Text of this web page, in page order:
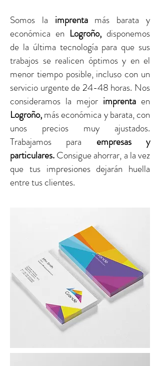
Somos la imprentamás barata y
económica en Logroño, disponemos
de la última tecnología para que sus
trabajos se realicen óptimos y en el
menor tiempo posible, incluso con un
servicio urgente de 24-48 horas. Nos
consideramos la mejor imprenta en
Logroño,más económica y barata, con
unos precios muy ajustados.
Trabajamos para empresas y
particulares.Consigue ahorrar, a la vez
que tus impresiones dejarán huella
entre tus clientes.